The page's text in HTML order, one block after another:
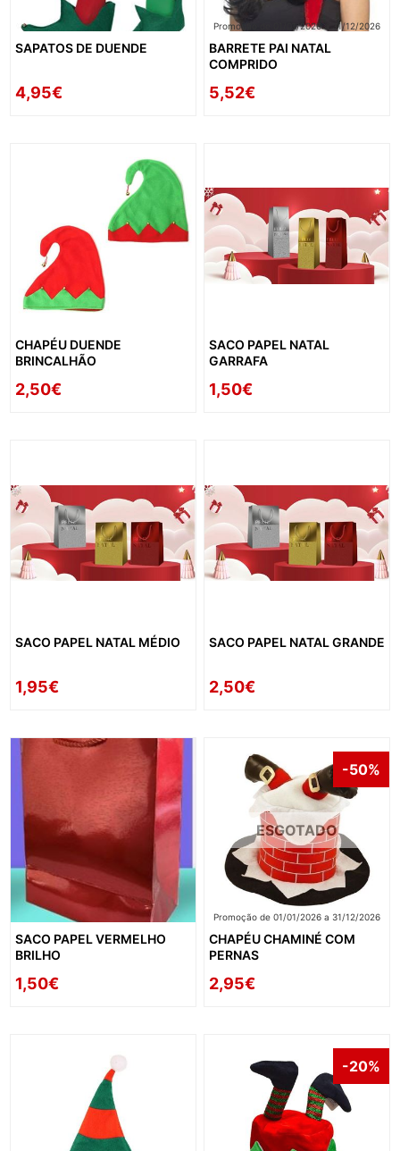
SAPATOS DE DUENDE
4,95€
Promoção de 01/01/2026 a 31/12/2026
BARRETE PAI NATAL
COMPRIDO
5,52€
CHAPÉU DUENDE
BRINCALHÃO
2,50€
SACO PAPEL NATAL
GARRAFA
1,50€
SACO PAPEL NATAL MÉDIO
1,95€
SACO PAPEL NATAL GRANDE
2,50€
SACO PAPEL VERMELHO
BRILHO
1,50€
ESGOTADO
-50%
Promoção de 01/01/2026 a 31/12/2026
CHAPÉU CHAMINÉ COM
PERNAS
2,95€
-20%